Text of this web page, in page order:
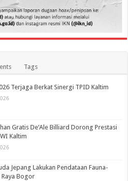
Tags
Terjaga Berkat Sinergi TPID Kaltim
Gratis De’Ale Billiard Dorong Prestasi
Kaltim
Jepang Lakukan Pendataan Fauna-
Raya Bogor